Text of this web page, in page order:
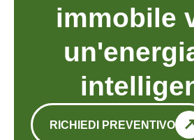
immobile
RICHIEDI PREVENTIVO